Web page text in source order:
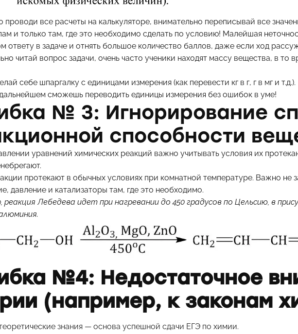
проводи все расчеты на калькуляторе, внимательно переписывай все
и только там, где это необходимо сделать по условию! Малейшая
ответу в задаче и отнять большое количество баллов, даже если ход
читай вопрос задачи, очень часто ученики находят массу вещества, в то
себе шпаргалку с единицами измерения (как перевести кг в г, г в мг и
сможешь переводить единицы измерения без ошибок в уме!
№ 3: Игнорирование
способности
уравнений химических реакций важно учитывать условия их
протекают в обычных условиях при комнатной температуре. Важно не
давление и катализаторы там, где это необходимо.
реакция Лебедева идет при нагревании до 450 градусов по Цельсию, в
№4: Недостаточное
(например, к законам
знания — основа успешной сдачи ЕГЭ по химии.